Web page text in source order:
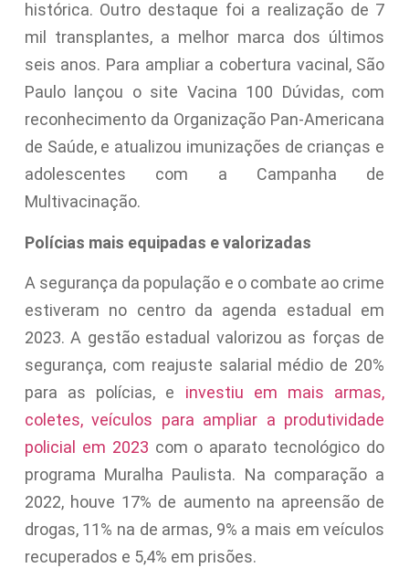
histórica. Outro destaque foi a realização de 7
mil transplantes, a melhor marca dos últimos
seis anos. Para ampliar a cobertura vacinal, São
Paulo lançou o site Vacina 100 Dúvidas, com
reconhecimento da Organização Pan-Americana
de Saúde, e atualizou imunizações de crianças e
adolescentes com a Campanha de
Multivacinação.
Polícias mais equipadas e valorizadas
A segurança da população e o combate ao crime
estiveram no centro da agenda estadual em
2023. A gestão estadual valorizou as forças de
segurança, com reajuste salarial médio de 20%
para as polícias, e investiu em mais armas,
coletes, veículos para ampliar a produtividade
policial em 2023 com o aparato tecnológico do
programa Muralha Paulista. Na comparação a
2022, houve 17% de aumento na apreensão de
drogas, 11% na de armas, 9% a mais em veículos
recuperados e 5,4% em prisões.